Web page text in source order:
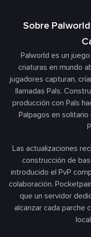
Sobre
Palworld es un
criaturas en mundo
jugadores capturan,
llamadas Pals.
producción con Pals
Palpagos en solitario
Las actualizaciones
construcción de
introducido el PvP
colaboración.
que un servidor
alcanzar cada parche